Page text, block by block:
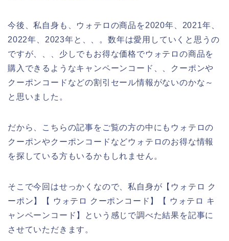
今後、私自身も、ウォテロの商品を2020年、2021年、
2022年、2023年と、、。数年は愛用していくと思うの
ですが、、、少しでもお得な価格でウォテロの商品を
購入できるようなキャンペーンコード、、クーポンや
クーポンコードなどの割引セール情報がないのかな～
と思いました。
だから、こちらの記事をご覧の方の中にもウォテロの
クーポンやクーポンコードなどウォテロのお得な情報
を探している方もいるかもしれません。
そこで今回はせっかくなので、私自身が【ウォテロ ク
ーポン】【 ウォテロ クーポンコード】【 ウォテロ キ
ャンペーンコード】という感じで調べた結果を記事に
させていただきます。